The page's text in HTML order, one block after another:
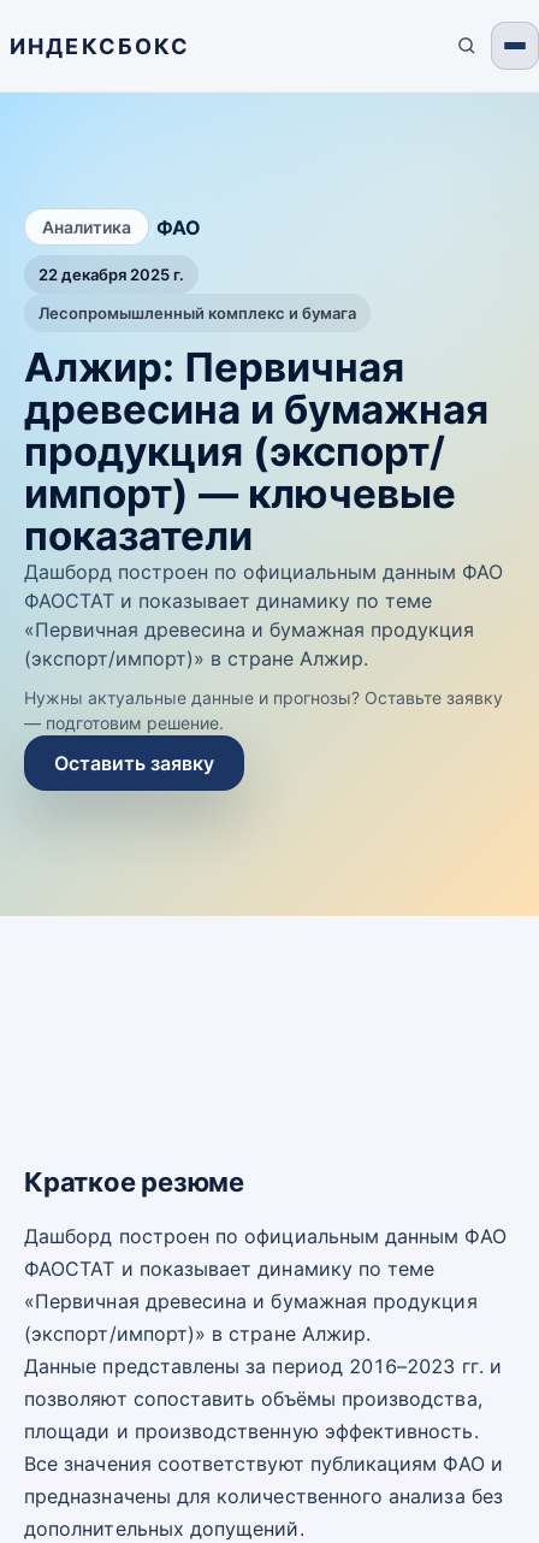
ИНДЕКСБОКС
Аналитика ФАО
22 декабря 2025 г.
Лесопромышленный комплекс и бумага
Алжир: Первичная
древесина и бумажная
продукция (экспорт/
импорт) — ключевые
показатели
Дашборд построен по официальным данным ФАО
ФАОСТАТ и показывает динамику по теме
«Первичная древесина и бумажная продукция
(экспорт/импорт)» в стране Алжир.
Нужны актуальные данные и прогнозы? Оставьте заявку
— подготовим решение.
Оставить заявку
Краткое резюме
Дашборд построен по официальным данным ФАО
ФАОСТАТ и показывает динамику по теме
«Первичная древесина и бумажная продукция
(экспорт/импорт)» в стране Алжир.
Данные представлены за период 2016–2023 гг. и
позволяют сопоставить объёмы производства,
площади и производственную эффективность.
Все значения соответствуют публикациям ФАО и
предназначены для количественного анализа без
дополнительных допущений.